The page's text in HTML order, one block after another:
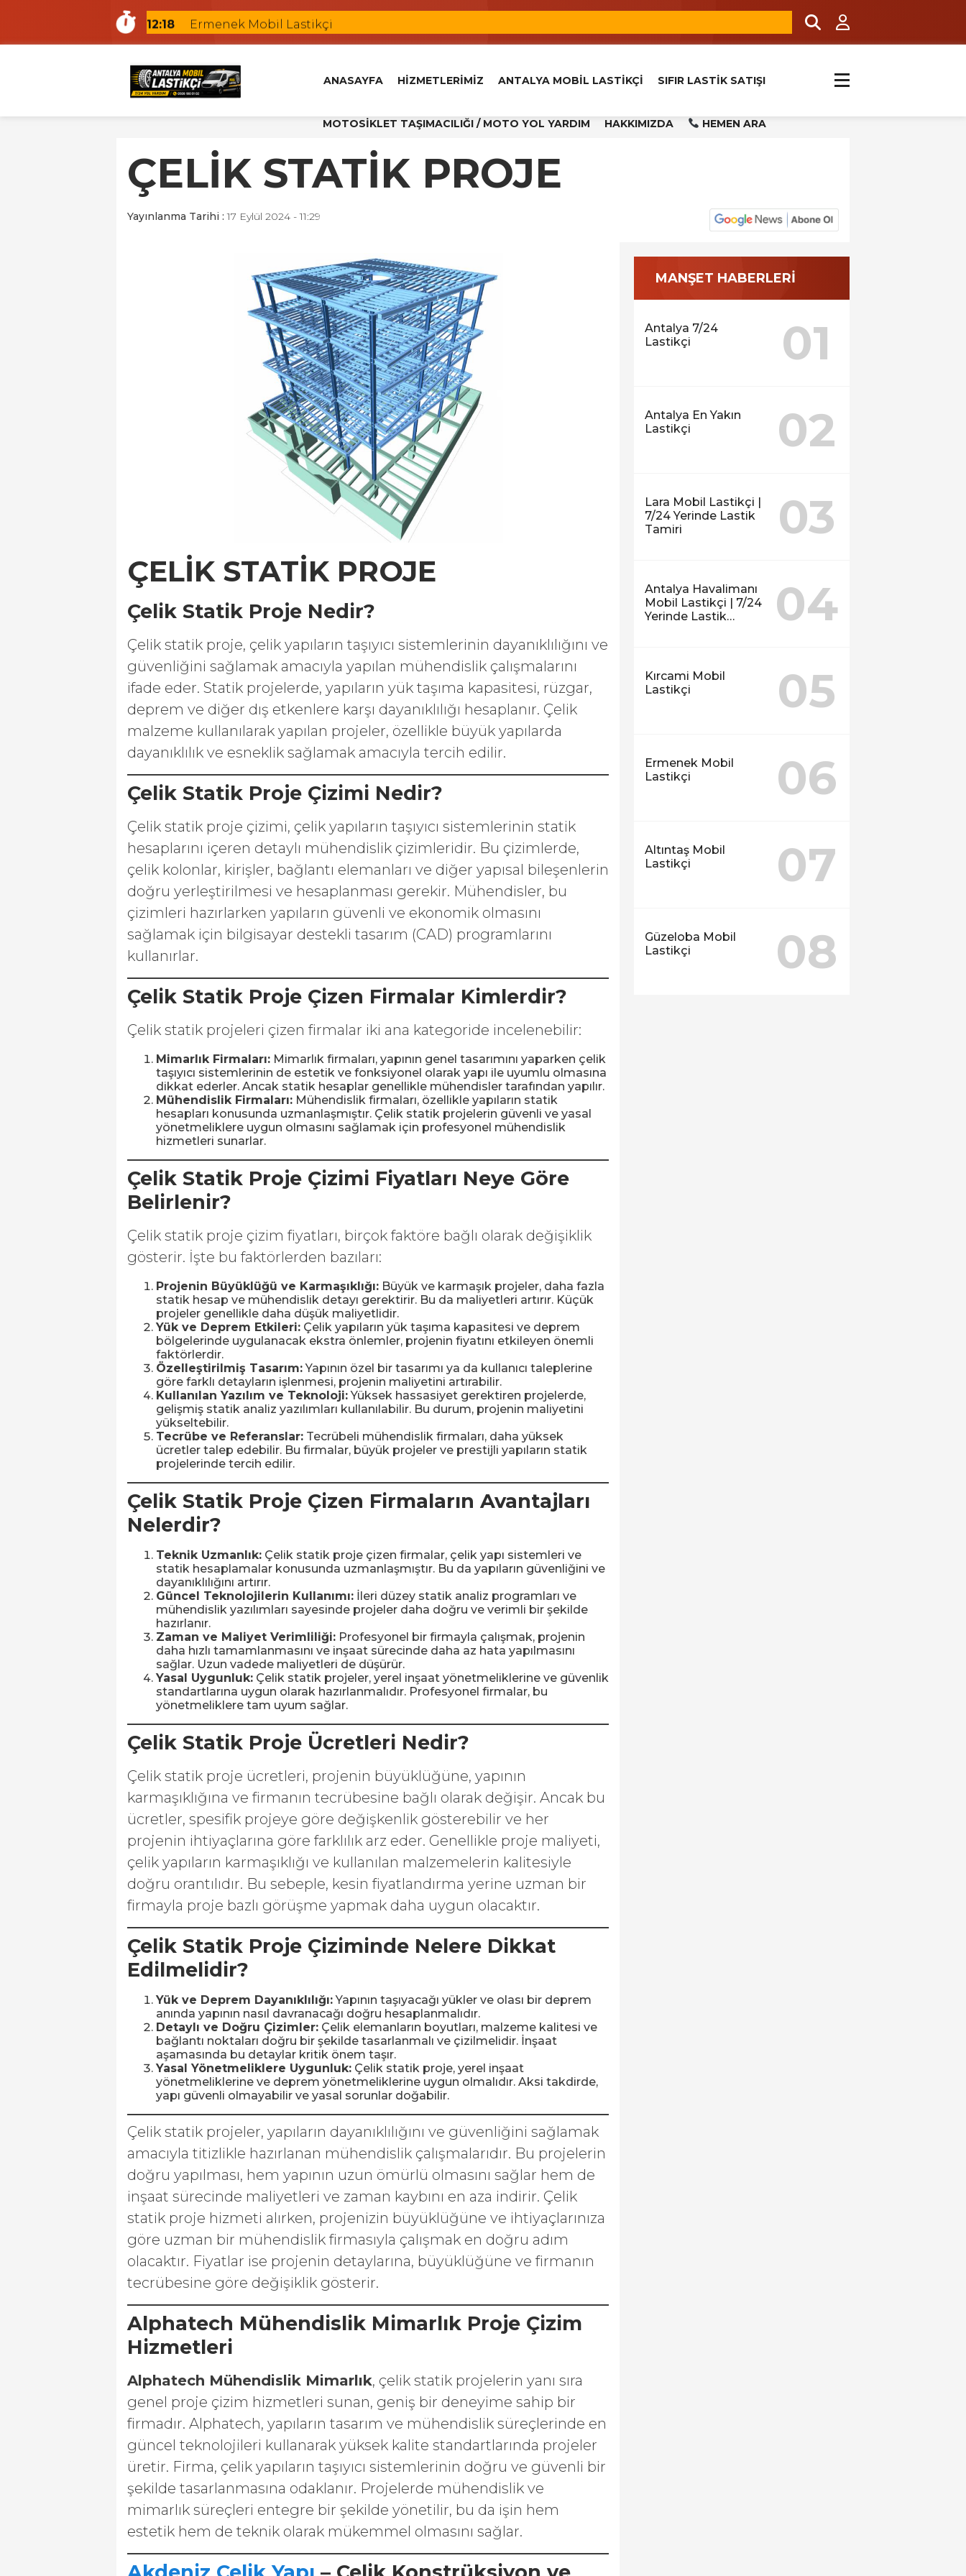
12:18
Ermenek Mobil Lastikçi
12:09
Altıntaş Mobil Lastikçi
10:56
Güzeloba Mobil Lastikçi
22:12
Kundu Mobil Lastikçi
21:10
Antalya Yerinde Lastik Değişimi
15:18
Antalya Gezici Lastikçi
15:04
Antalya En Yakın Lastikçi
ANASAYFA HİZMETLERİMİZ ANTALYA MOBİL LASTİKÇİ SIFIR LASTİK SATIŞI
MOTOSİKLET TAŞIMACILIĞI / MOTO YOL YARDIM HAKKIMIZDA HEMEN ARA
ÇELİK STATİK PROJE
Yayınlanma Tarihi :17 Eylül 2024 - 11:29
ÇELİK STATİK PROJE
Çelik Statik Proje Nedir?
Çelik statik proje, çelik yapıların taşıyıcı sistemlerinin dayanıklılığını ve
güvenliğini sağlamak amacıyla yapılan mühendislik çalışmalarını
ifade eder. Statik projelerde, yapıların yük taşıma kapasitesi, rüzgar,
deprem ve diğer dış etkenlere karşı dayanıklılığı hesaplanır. Çelik
malzeme kullanılarak yapılan projeler, özellikle büyük yapılarda
dayanıklılık ve esneklik sağlamak amacıyla tercih edilir.
Çelik Statik Proje Çizimi Nedir?
Çelik statik proje çizimi, çelik yapıların taşıyıcı sistemlerinin statik
hesaplarını içeren detaylı mühendislik çizimleridir. Bu çizimlerde,
çelik kolonlar, kirişler, bağlantı elemanları ve diğer yapısal bileşenlerin
doğru yerleştirilmesi ve hesaplanması gerekir. Mühendisler, bu
çizimleri hazırlarken yapıların güvenli ve ekonomik olmasını
sağlamak için bilgisayar destekli tasarım (CAD) programlarını
kullanırlar.
Çelik Statik Proje Çizen Firmalar Kimlerdir?
Çelik statik projeleri çizen firmalar iki ana kategoride incelenebilir:
Mimarlık Firmaları: Mimarlık firmaları, yapının genel tasarımını yaparken çelik
taşıyıcı sistemlerinin de estetik ve fonksiyonel olarak yapı ile uyumlu olmasına
dikkat ederler. Ancak statik hesaplar genellikle mühendisler tarafından yapılır.
Mühendislik Firmaları: Mühendislik firmaları, özellikle yapıların statik
hesapları konusunda uzmanlaşmıştır. Çelik statik projelerin güvenli ve yasal
yönetmeliklere uygun olmasını sağlamak için profesyonel mühendislik
hizmetleri sunarlar.
Çelik Statik Proje Çizimi Fiyatları Neye Göre
Belirlenir?
Çelik statik proje çizim fiyatları, birçok faktöre bağlı olarak değişiklik
gösterir. İşte bu faktörlerden bazıları:
Projenin Büyüklüğü ve Karmaşıklığı: Büyük ve karmaşık projeler, daha fazla
statik hesap ve mühendislik detayı gerektirir. Bu da maliyetleri artırır. Küçük
projeler genellikle daha düşük maliyetlidir.
Yük ve Deprem Etkileri: Çelik yapıların yük taşıma kapasitesi ve deprem
bölgelerinde uygulanacak ekstra önlemler, projenin fiyatını etkileyen önemli
faktörlerdir.
Özelleştirilmiş Tasarım:Yapının özel bir tasarımı ya da kullanıcı taleplerine
göre farklı detayların işlenmesi, projenin maliyetini artırabilir.
Kullanılan Yazılım ve Teknoloji:Yüksek hassasiyet gerektiren projelerde,
gelişmiş statik analiz yazılımları kullanılabilir. Bu durum, projenin maliyetini
yükseltebilir.
Tecrübe ve Referanslar: Tecrübeli mühendislik firmaları, daha yüksek
ücretler talep edebilir. Bu firmalar, büyük projeler ve prestijli yapıların statik
projelerinde tercih edilir.
Çelik Statik Proje Çizen Firmaların Avantajları
Nelerdir?
Teknik Uzmanlık: Çelik statik proje çizen firmalar, çelik yapı sistemleri ve
statik hesaplamalar konusunda uzmanlaşmıştır. Bu da yapıların güvenliğini ve
dayanıklılığını artırır.
Güncel Teknolojilerin Kullanımı: İleri düzey statik analiz programları ve
mühendislik yazılımları sayesinde projeler daha doğru ve verimli bir şekilde
hazırlanır.
Zaman ve Maliyet Verimliliği: Profesyonel bir firmayla çalışmak, projenin
daha hızlı tamamlanmasını ve inşaat sürecinde daha az hata yapılmasını
sağlar. Uzun vadede maliyetleri de düşürür.
Yasal Uygunluk: Çelik statik projeler, yerel inşaat yönetmeliklerine ve güvenlik
standartlarına uygun olarak hazırlanmalıdır. Profesyonel firmalar, bu
yönetmeliklere tam uyum sağlar.
Çelik Statik Proje Ücretleri Nedir?
Çelik statik proje ücretleri, projenin büyüklüğüne, yapının
karmaşıklığına ve firmanın tecrübesine bağlı olarak değişir. Ancak bu
ücretler, spesifik projeye göre değişkenlik gösterebilir ve her
projenin ihtiyaçlarına göre farklılık arz eder. Genellikle proje maliyeti,
çelik yapıların karmaşıklığı ve kullanılan malzemelerin kalitesiyle
doğru orantılıdır. Bu sebeple, kesin fiyatlandırma yerine uzman bir
firmayla proje bazlı görüşme yapmak daha uygun olacaktır.
Çelik Statik Proje Çiziminde Nelere Dikkat
Edilmelidir?
Yük ve Deprem Dayanıklılığı:Yapının taşıyacağı yükler ve olası bir deprem
anında yapının nasıl davranacağı doğru hesaplanmalıdır.
Detaylı ve Doğru Çizimler: Çelik elemanların boyutları, malzeme kalitesi ve
bağlantı noktaları doğru bir şekilde tasarlanmalı ve çizilmelidir. İnşaat
aşamasında bu detaylar kritik önem taşır.
Yasal Yönetmeliklere Uygunluk: Çelik statik proje, yerel inşaat
yönetmeliklerine ve deprem yönetmeliklerine uygun olmalıdır. Aksi takdirde,
yapı güvenli olmayabilir ve yasal sorunlar doğabilir.
Çelik statik projeler, yapıların dayanıklılığını ve güvenliğini sağlamak
amacıyla titizlikle hazırlanan mühendislik çalışmalarıdır. Bu projelerin
doğru yapılması, hem yapının uzun ömürlü olmasını sağlar hem de
inşaat sürecinde maliyetleri ve zaman kaybını en aza indirir. Çelik
statik proje hizmeti alırken, projenizin büyüklüğüne ve ihtiyaçlarınıza
göre uzman bir mühendislik firmasıyla çalışmak en doğru adım
olacaktır. Fiyatlar ise projenin detaylarına, büyüklüğüne ve firmanın
tecrübesine göre değişiklik gösterir.
Alphatech Mühendislik Mimarlık Proje Çizim
Hizmetleri
Alphatech Mühendislik Mimarlık, çelik statik projelerin yanı sıra
genel proje çizim hizmetleri sunan, geniş bir deneyime sahip bir
firmadır. Alphatech, yapıların tasarım ve mühendislik süreçlerinde en
güncel teknolojileri kullanarak yüksek kalite standartlarında projeler
üretir. Firma, çelik yapıların taşıyıcı sistemlerinin doğru ve güvenli bir
şekilde tasarlanmasına odaklanır. Projelerde mühendislik ve
mimarlık süreçleri entegre bir şekilde yönetilir, bu da işin hem
estetik hem de teknik olarak mükemmel olmasını sağlar.
MANŞET HABERLERİ
Antalya 7/24
Lastikçi
01
Antalya En Yakın
Lastikçi
02
Lara Mobil Lastikçi |
7/24 Yerinde Lastik
Tamiri
03
Antalya Havalimanı
Mobil Lastikçi | 7/24
Yerinde Lastik
04
Kırcami Mobil
Lastikçi
05
Ermenek Mobil
Lastikçi
06
Altıntaş Mobil
Lastikçi
07
Güzeloba Mobil
Lastikçi
08